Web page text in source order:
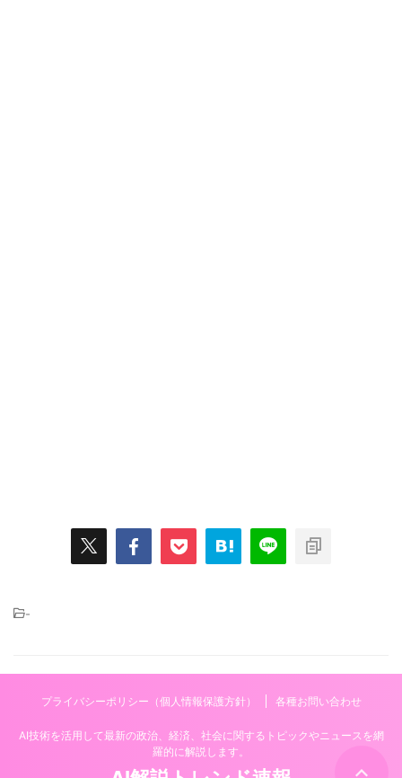
-
プライバシーポリシー（個人情報保護方針） 各種お問い合わせ
AI技術を活用して最新の政治、経済、社会に関するトピックやニュースを網
羅的に解説します。